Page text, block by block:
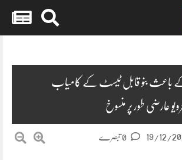
کے باعث بنو قابل ٹیسٹ کے کامیاب
عارضی طور پر منسوخ
19/12/